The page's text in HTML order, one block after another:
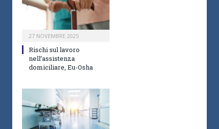
27 NOVEMBRE 2025
Rischi sul lavoro
nell’assistenza
domiciliare, Eu-Osha